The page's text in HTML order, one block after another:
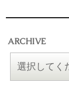
ARCHIVE